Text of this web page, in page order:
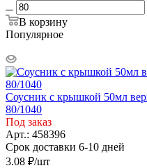
В корзину
Популярное
Соусник с крышкой 50мл
80/1040
Под заказ
Арт.: 458396
Срок доставки 6-10 дней
3.08 ₽/шт